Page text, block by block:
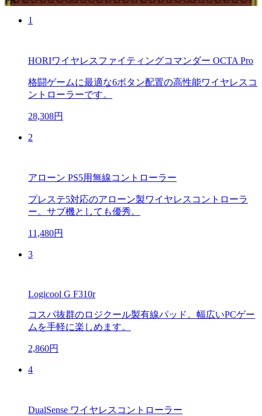
1
HORIワイヤレスファイティングコマンダー OCTA Pro
格闘ゲームに最適な6ボタン配置の高性能ワイヤレスコ
ントローラーです。
28,308円
2
アローン PS5用無線コントローラー
プレステ5対応のアローン製ワイヤレスコントローラ
ー。サブ機としても優秀。
11,480円
3
Logicool G F310r
コスパ抜群のロジクール製有線パッド。幅広いPCゲー
ムを手軽に楽しめます。
2,860円
4
DualSense ワイヤレスコントローラー